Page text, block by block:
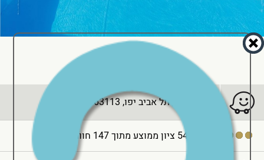
ציון ממוצע מתוך 147 חוות דעת